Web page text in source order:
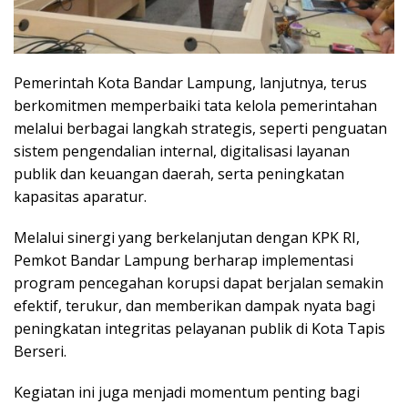
Pemerintah Kota Bandar Lampung, lanjutnya, terus
berkomitmen memperbaiki tata kelola pemerintahan
melalui berbagai langkah strategis, seperti penguatan
sistem pengendalian internal, digitalisasi layanan
publik dan keuangan daerah, serta peningkatan
kapasitas aparatur.
Melalui sinergi yang berkelanjutan dengan KPK RI,
Pemkot Bandar Lampung berharap implementasi
program pencegahan korupsi dapat berjalan semakin
efektif, terukur, dan memberikan dampak nyata bagi
peningkatan integritas pelayanan publik di Kota Tapis
Berseri.
Kegiatan ini juga menjadi momentum penting bagi